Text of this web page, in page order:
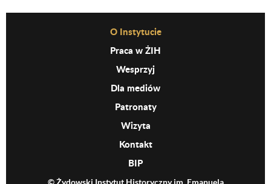
Before Footer MenuO Instytucie
Praca w ŻIH
Wesprzyj
Dla mediów
Patronaty
Wizyta
Kontakt
BIP
© Żydowski Instytut Historyczny im. Emanuela